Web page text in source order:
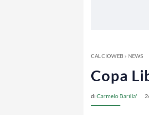
CALCIOWEB» NEWS
Copa
diCarmelo Barilla'